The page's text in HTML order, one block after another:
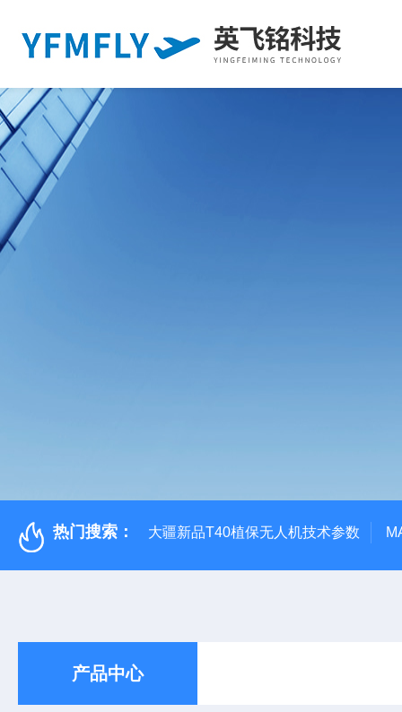
热门搜索： 大疆新品T40植保无人机技术参数
产品中心